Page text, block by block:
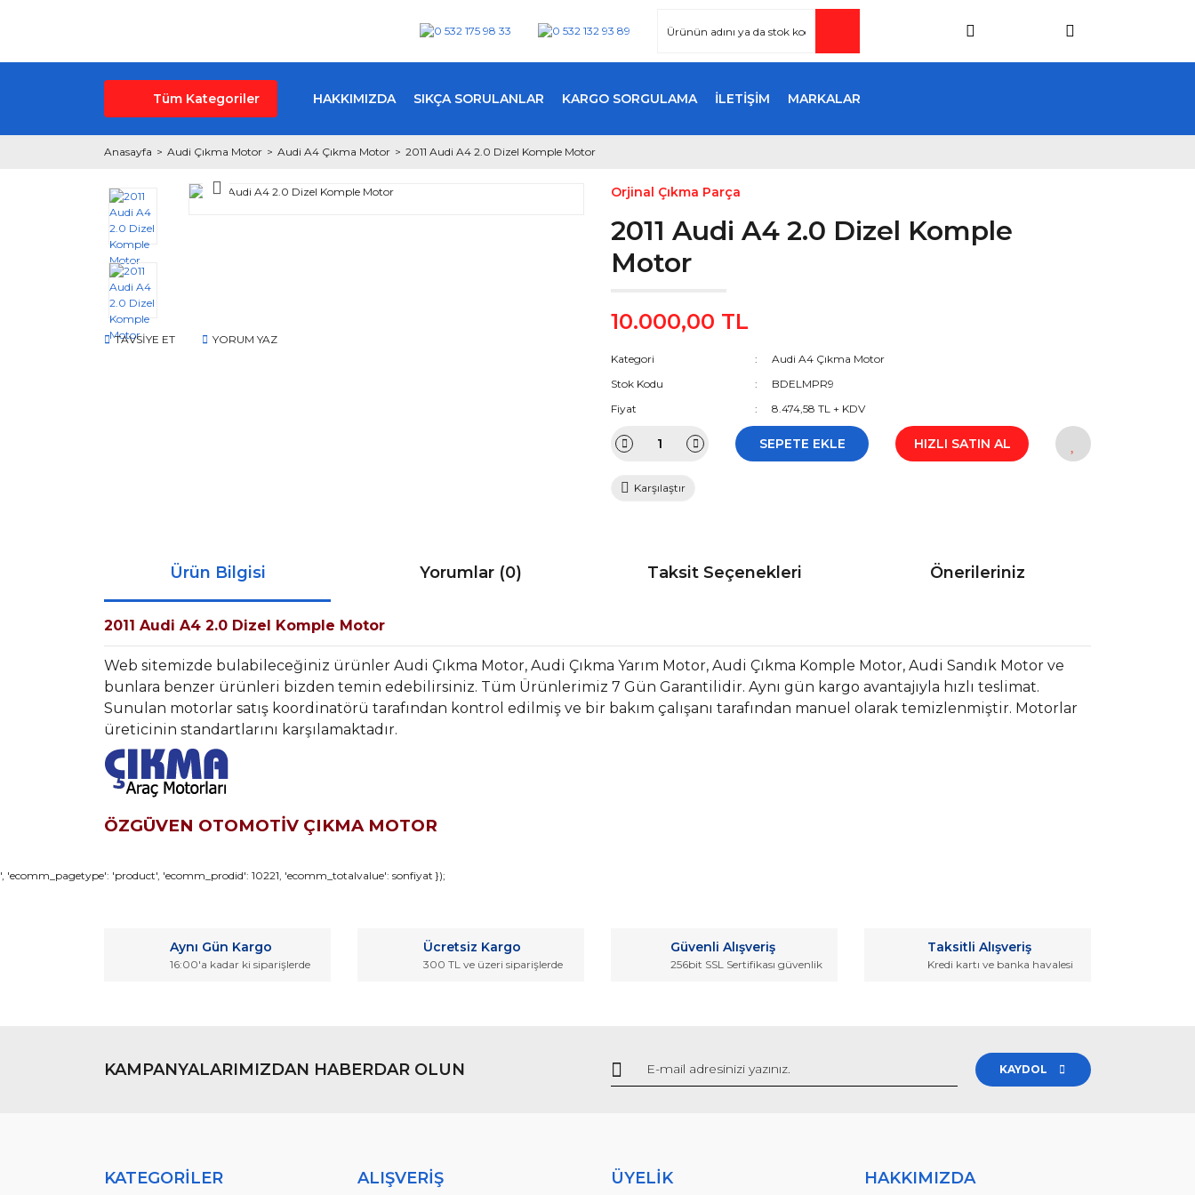
Tüm Kategoriler HAKKIMIZDA SIKÇA SORULANLAR KARGO SORGULAMA İLETİŞİM MARKALAR
Anasayfa Audi Çıkma Motor Audi A4 Çıkma Motor 2011 Audi A4 2.0 Dizel Komple Motor
TAVSİYE ET YORUM YAZ
Orjinal Çıkma Parça
2011 Audi A4 2.0 Dizel Komple
Motor
10.000,00 TL
Kategori
Audi A4 Çıkma Motor
Stok Kodu
BDELMPR9
Fiyat
8.474,58 TL + KDV
SEPETE EKLE HIZLI SATIN AL
Karşılaştır
Ürün Bilgisi Yorumlar (0) Taksit Seçenekleri Önerileriniz
2011 Audi A4 2.0 Dizel Komple Motor
Web sitemizde bulabileceğiniz ürünler Audi Çıkma Motor, Audi Çıkma Yarım Motor, Audi Çıkma Komple Motor, Audi Sandık Motor ve
bunlara benzer ürünleri bizden temin edebilirsiniz. Tüm Ürünlerimiz 7 Gün Garantilidir. Aynı gün kargo avantajıyla hızlı teslimat.
Sunulan motorlar satış koordinatörü tarafından kontrol edilmiş ve bir bakım çalışanı tarafından manuel olarak temizlenmiştir. Motorlar
üreticinin standartlarını karşılamaktadır.
ÖZGÜVEN OTOMOTİV ÇIKMA MOTOR
Bu ürünün fiyat bilgisi, resim, ürün açıklamalarında ve diğer konularda yetersiz gördüğünüz noktaları öneri formunu kullanarak tarafımıza iletebilirsiniz.
Ürün açıklamasında eksik bilgiler bulunuyor.
', 'ecomm_pagetype': 'product', 'ecomm_prodid': 10221, 'ecomm_totalvalue': sonfiyat });
Aynı Gün Kargo
16:00'a kadar ki siparişlerde
Ücretsiz Kargo
300 TL ve üzeri siparişlerde
Güvenli Alışveriş
256bit SSL Sertifikası güvenlik
Taksitli Alışveriş
Kredi kartı ve banka havalesi
KAMPANYALARIMIZDAN HABERDAR OLUN KAYDOL
KATEGORİLER ALIŞVERİŞ ÜYELİK HAKKIMIZDA